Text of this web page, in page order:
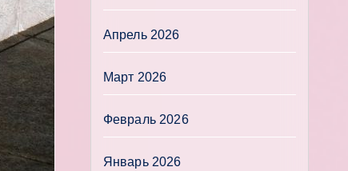
Апрель 2026
Март 2026
Февраль 2026
Январь 2026